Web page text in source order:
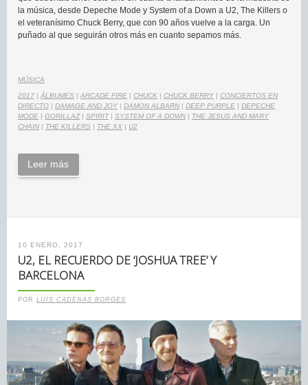
la música, desde Depeche Mode y System of a Down a U2, The Killers o
el veteranísimo Chuck Berry, que con 90 años vuelve a la carga. Un
puñado al que seguirán otros más en cuanto sepamos más.
MÚSICA
2017 | ÁLBUMES | ARCADE FIRE | CHUCK | CHUCK BERRY | CONCIERTOS EN
DIRECTO | DAMAGE AND JOY | DAMON ALBARN | DEEP PURPLE | DEPECHE
MODE | GORILLAZ| SPIRIT| SYSTEM OF A DOWN | THE JESUS AND MARY
CHAIN | THE KILLERS | THE XX | U2
Leer más
10 ENERO, 2017
U2, EL RECUERDO DE ‘JOSHUA TREE’ Y
BARCELONA
POR LUIS CADENAS BORGES